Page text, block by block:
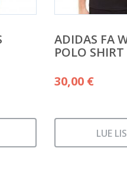
ADIDAS FA
POLO
30,00 €
LUE